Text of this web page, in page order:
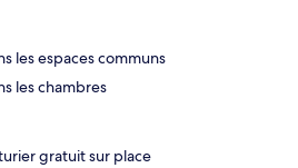
les espaces communs
les chambres
gratuit sur place